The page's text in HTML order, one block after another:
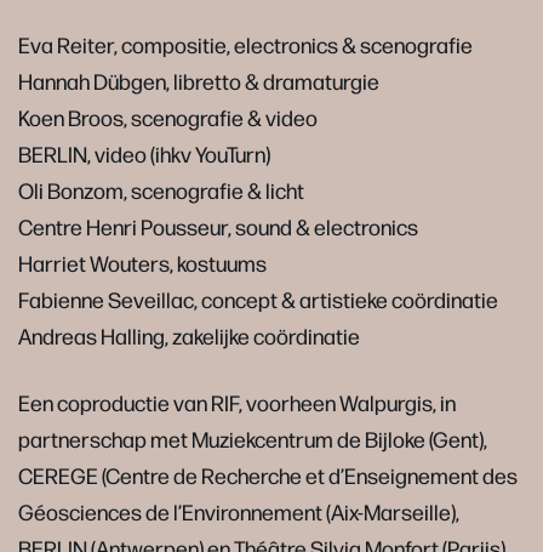
Eva Reiter, compositie, electronics & scenografie
Hannah Dübgen, libretto & dramaturgie
Koen Broos, scenografie & video
BERLIN, video (ihkv YouTurn)
Oli Bonzom, scenografie & licht
Centre Henri Pousseur, sound & electronics
Harriet Wouters, kostuums
Fabienne Seveillac, concept & artistieke coördinatie
Andreas Halling, zakelijke coördinatie
Een coproductie van RIF, voorheen Walpurgis, in
partnerschap met Muziekcentrum de Bijloke (Gent),
CEREGE (Centre de Recherche et d’Enseignement des
Géosciences de l’Environnement (Aix-Marseille),